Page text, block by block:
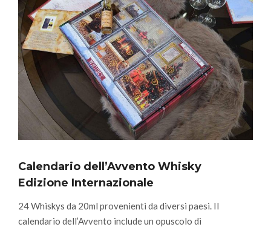
Calendario dell’Avvento Whisky
Edizione Internazionale
24 Whiskys da 20ml provenienti da diversi paesi. Il
calendario dell’Avvento include un opuscolo di